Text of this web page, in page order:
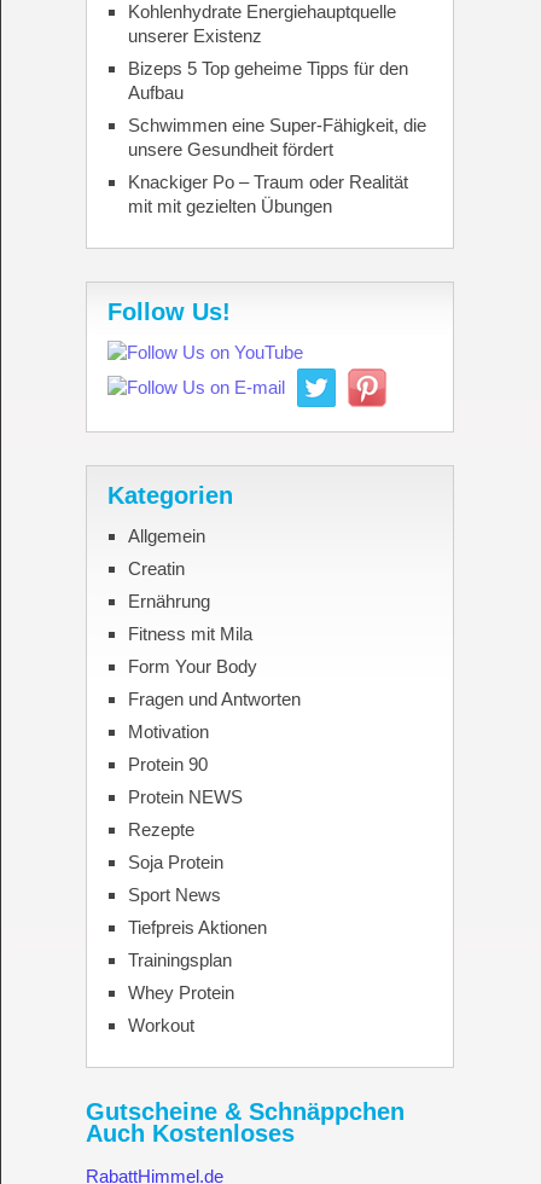
Kohlenhydrate Energiehauptquelle
unserer Existenz
Bizeps 5 Top geheime Tipps für den
Aufbau
Schwimmen eine Super-Fähigkeit, die
unsere Gesundheit fördert
Knackiger Po – Traum oder Realität
mit mit gezielten Übungen
Follow Us!
Kategorien
Allgemein
Creatin
Ernährung
Fitness mit Mila
Form Your Body
Fragen und Antworten
Motivation
Protein 90
Protein NEWS
Rezepte
Soja Protein
Sport News
Tiefpreis Aktionen
Trainingsplan
Whey Protein
Workout
Gutscheine & Schnäppchen
Auch Kostenloses
RabattHimmel.de